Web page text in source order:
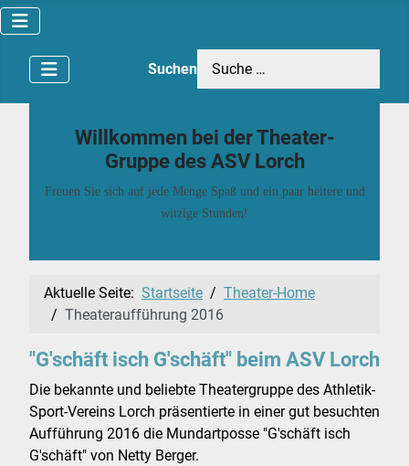
Suchen
Willkommen bei der Theater-
Gruppe des ASV Lorch
Freuen Sie sich auf jede Menge Spaß und ein paar heitere und
witzige Stunden!
Aktuelle Seite: Startseite
Theater-Home
Theateraufführung 2016
"G'schäft isch G'schäft" beim ASV Lorch
Die bekannte und beliebte Theatergruppe des Athletik-
Sport-Vereins Lorch präsentierte in einer gut besuchten
Aufführung 2016 die Mundartposse "G'schäft isch
G'schäft" von Netty Berger.